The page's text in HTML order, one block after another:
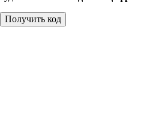
Получить код